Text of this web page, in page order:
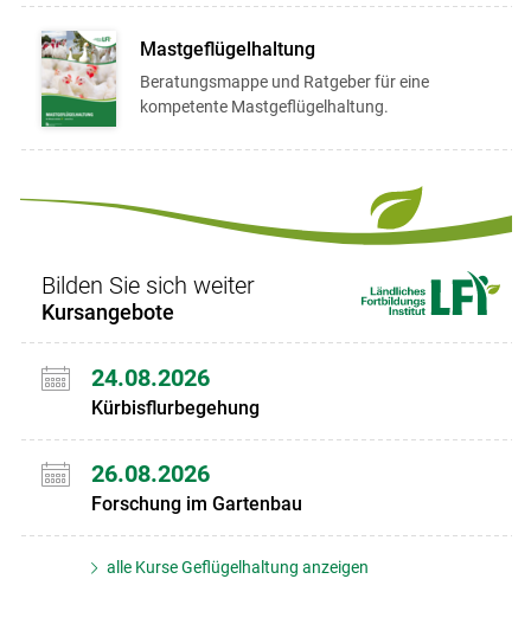
Mastgeflügelhaltung
Beratungsmappe und Ratgeber für eine
kompetente Mastgeflügelhaltung.
Bilden Sie sich weiter
Kursangebote
24.08.2026
Kürbisflurbegehung
26.08.2026
Forschung im Gartenbau
alle Kurse Geflügelhaltung anzeigen